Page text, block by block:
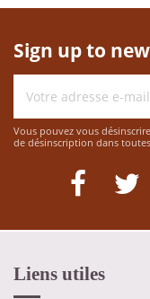
Sign up to
Vous pouvez vous
de désinscription dans
Liens utiles